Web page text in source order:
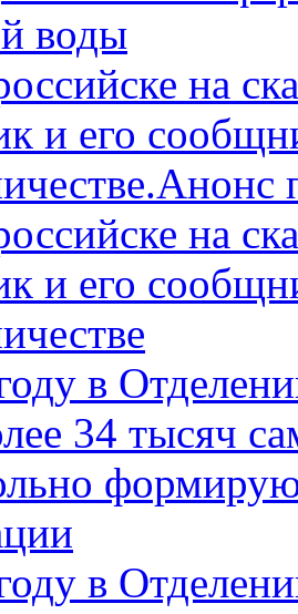
воды
на
и его
на
и его
в
34 тысяч
в